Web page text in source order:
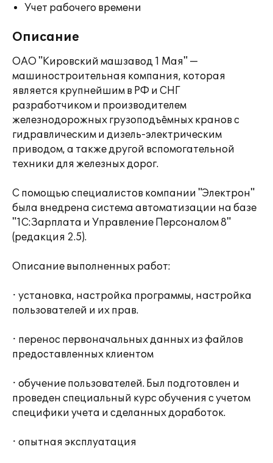
Учет рабочего времени
Описание
ОАО "Кировский машзавод 1 Мая" —
машиностроительная компания, которая
является крупнейшим в РФ и СНГ
разработчиком и производителем
железнодорожных грузоподъёмных кранов с
гидравлическим и дизель-электрическим
приводом, а также другой вспомогательной
техники для железных дорог.
С помощью специалистов компании "Электрон"
была внедрена система автоматизации на базе
"1С:Зарплата и Управление Персоналом 8"
(редакция 2.5).
Описание выполненных работ:
· установка, настройка программы, настройка
пользователей и их прав.
· перенос первоначальных данных из файлов
предоставленных клиентом
· обучение пользователей. Был подготовлен и
проведен специальный курс обучения с учетом
специфики учета и сделанных доработок.
· опытная эксплуатация